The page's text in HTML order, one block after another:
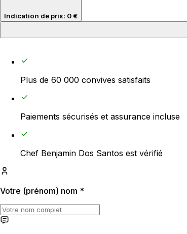
Indication de prix: 0 €
Prix par personne
Plus de 60 000 convives satisfaits
Paiements sécurisés et assurance incluse
Chef Benjamin Dos Santos est vérifié
Votre (prénom) nom *